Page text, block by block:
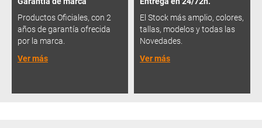
Productos Oficiales, con 2
años de garantía ofrecida
por la marca.
Ver más
El Stock más amplio, colores,
tallas, modelos y todas las
Novedades.
Ver más